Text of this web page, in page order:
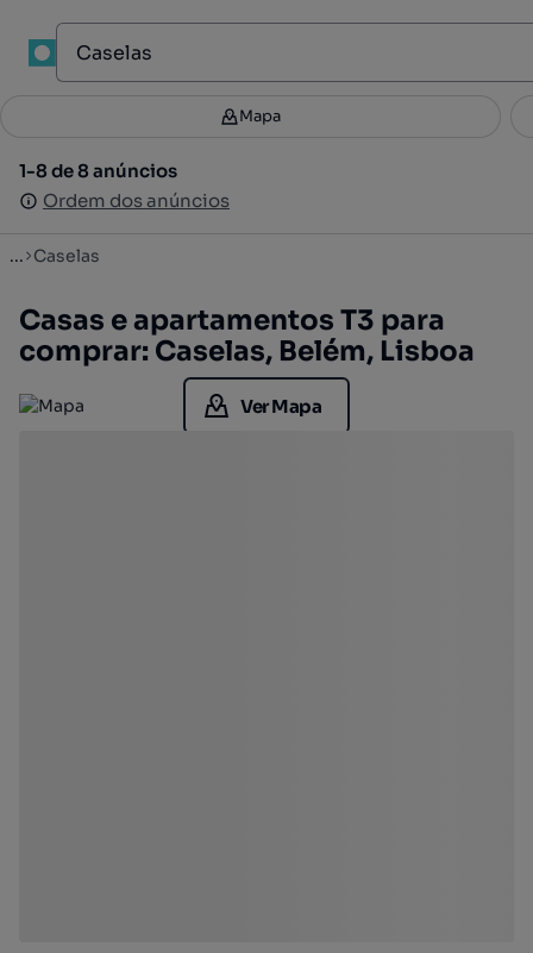
Filtros 2
1-8 de 8 anúncios
Ordem dos anúncios
Mapa
1-8 de 8 anúncios
Ordem dos anúncios
... Caselas
Casas e apartamentos T3 para
comprar: Caselas, Belém, Lisboa
Ver Mapa